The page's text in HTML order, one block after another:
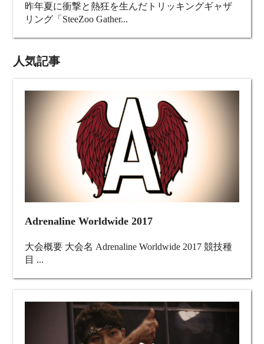
昨年夏に衝撃と熱狂を生んだトリッキングギャザ
リング「SteeZoo Gather...
人気記事
Adrenaline Worldwide 2017
大会概要 大会名 Adrenaline Worldwide 2017 競技種
目 ...